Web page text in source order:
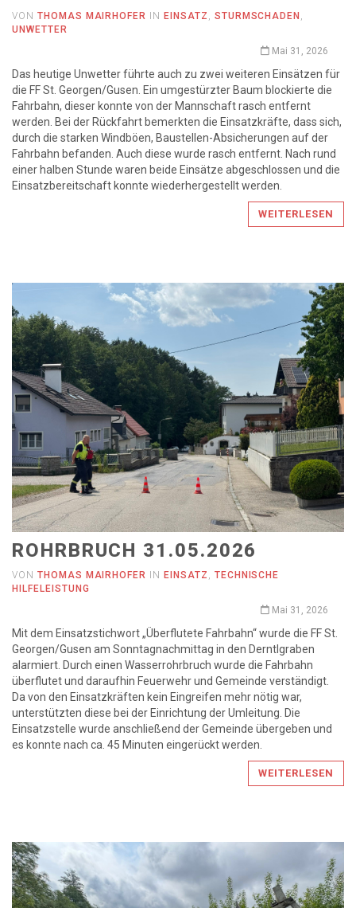
VON THOMAS MAIRHOFER INEINSATZ STURMSCHADEN
UNWETTER
Mai 31, 2026
Das heutige Unwetter führte auch zu zwei weiteren Einsätzen für
die FF St. Georgen/Gusen. Ein umgestürzter Baum blockierte die
Fahrbahn, dieser konnte von der Mannschaft rasch entfernt
werden. Bei der Rückfahrt bemerkten die Einsatzkräfte, dass sich,
durch die starken Windböen, Baustellen-Absicherungen auf der
Fahrbahn befanden. Auch diese wurde rasch entfernt. Nach rund
einer halben Stunde waren beide Einsätze abgeschlossen und die
Einsatzbereitschaft konnte wiederhergestellt werden.
WEITERLESEN
ROHRBRUCH 31.05.2026
VON THOMAS MAIRHOFER IN EINSATZ , TECHNISCHE
HILFELEISTUNG
Mai 31, 2026
Mit dem Einsatzstichwort „Überflutete Fahrbahn“ wurde die FF St.
Georgen/Gusen am Sonntagnachmittag in den Derntlgraben
alarmiert. Durch einen Wasserrohrbruch wurde die Fahrbahn
überflutet und daraufhin Feuerwehr und Gemeinde verständigt.
Da von den Einsatzkräften kein Eingreifen mehr nötig war,
unterstützten diese bei der Einrichtung der Umleitung. Die
Einsatzstelle wurde anschließend der Gemeinde übergeben und
es konnte nach ca. 45 Minuten eingerückt werden.
WEITERLESEN